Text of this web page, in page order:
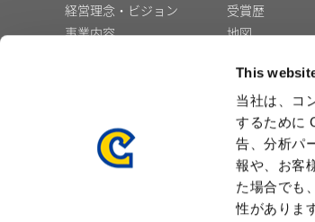
This
当社は、コ
するために
告、分析パ
報や、お客
た場合でも
性がありま
経営理念・ビジョン
事業内容
受賞歴
地図
業所
企業広告
プレスリリース